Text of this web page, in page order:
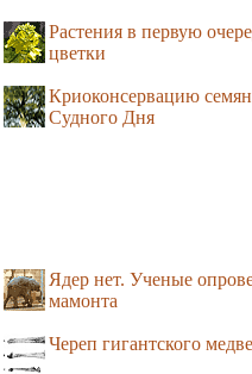
Растения в первую
цветки
Криоконсервацию
Судного Дня
Ядер нет. Ученые
мамонта
Череп гигантского